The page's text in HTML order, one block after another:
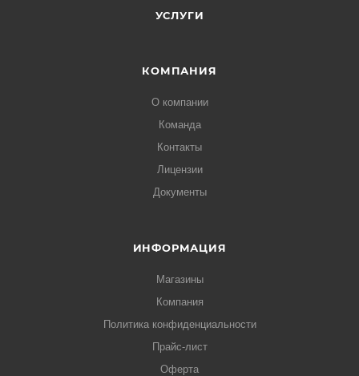
УСЛУГИ
КОМПАНИЯ
О компании
Команда
Контакты
Лицензии
Документы
ИНФОРМАЦИЯ
Магазины
Компания
Политика конфиденциальности
Прайс-лист
Оферта